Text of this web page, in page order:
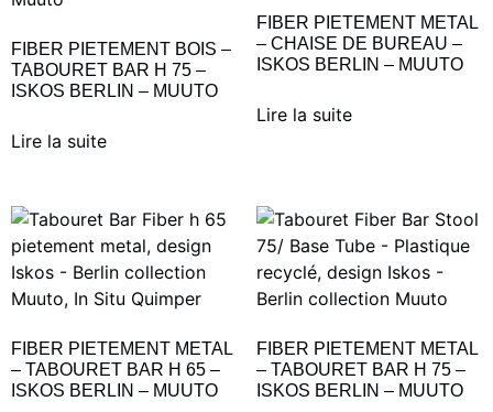
FIBER PIETEMENT BOIS –
TABOURET BAR H 75 –
ISKOS BERLIN – MUUTO
Lire la suite
FIBER PIETEMENT METAL
– CHAISE DE BUREAU –
ISKOS BERLIN – MUUTO
Lire la suite
FIBER PIETEMENT METAL
– TABOURET BAR H 65 –
ISKOS BERLIN – MUUTO
FIBER PIETEMENT METAL
– TABOURET BAR H 75 –
ISKOS BERLIN – MUUTO